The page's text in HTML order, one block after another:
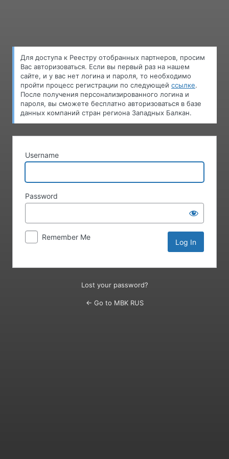
Для доступа к Pеестру oтобранных партнеров, просим
Вас авторизоваться. Если вы первый раз на нашем
сайте, и у вас нет логина и пароля, то необходимо
пройти процесс регистрации по следующей ссылке.
После получения персонализированного логина и
пароля, вы сможете бесплатно авторизоваться в базе
данных компаний стран региона Западных Балкан.
Username
Password
Remember Me
Lost your password?
← Go to MBK RUS